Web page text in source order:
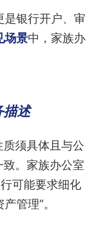
是银行开户、审
场景中，家族办
述
须具体且与公
。家族办公室
可能要求细化
管理”。